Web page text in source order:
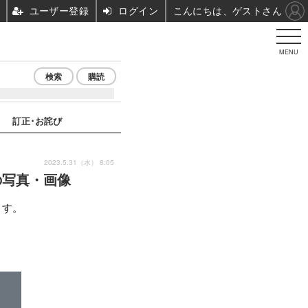
MENU
検索 購読
訂正･お詫び
真・画像
2023.5.31（水） 8:05
。
ユーザー登録 ログイン こんにちは、ゲストさん